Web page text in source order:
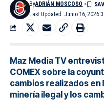
Last Updated: Junio 16, 2026
ByADRIÁN MOSCOSO
Maz Media TV
COMEX sobre la
cambios realizados en
minería ilegal y los